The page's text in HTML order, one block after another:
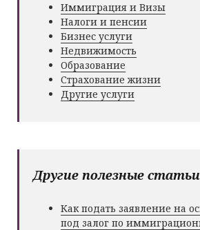
Иммиграция и Визы
Налоги и пенсии
Бизнес услуги
Недвижимость
Образование
Страхование жизни
Другие услуги
Другие полезные статьи
Как подать заявление на
под залог по